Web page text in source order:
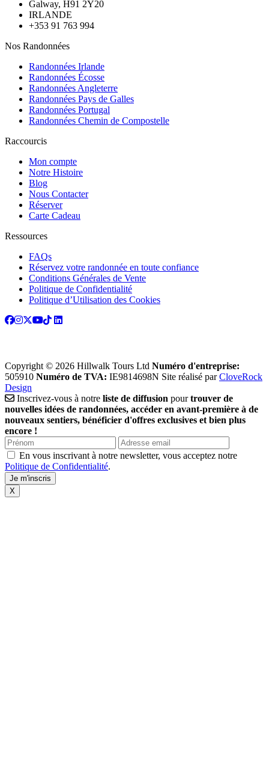
Galway, H91 2Y20
IRLANDE
+353 91 763 994
Nos Randonnées
Randonnées Irlande
Randonnées Écosse
Randonnées Angleterre
Randonnées Pays de Galles
Randonnées Portugal
Randonnées Chemin de Compostelle
Raccourcis
Mon compte
Notre Histoire
Blog
Nous Contacter
Réserver
Carte Cadeau
Ressources
FAQs
Réservez votre randonnée en toute confiance
Conditions Générales de Vente
Politique de Confidentialité
Politique d’Utilisation des Cookies
Copyright © 2026 Hillwalk Tours Ltd Numéro d'entreprise:
505910 Numéro de TVA: IE9814698N Site réalisé parCloveRock
Design
Inscrivez-vous à notre liste de diffusion pourtrouver de
nouvelles idées de randonnées, accéder en avant-première à de
nouveaux sentiers, bénéficier d'offres exclusives et bien plus
encore !
En vous inscrivant à notre newsletter, vous acceptez notre
Politique de Confidentialité.
X